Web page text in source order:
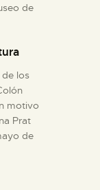
de
los
motivo
Prat
de